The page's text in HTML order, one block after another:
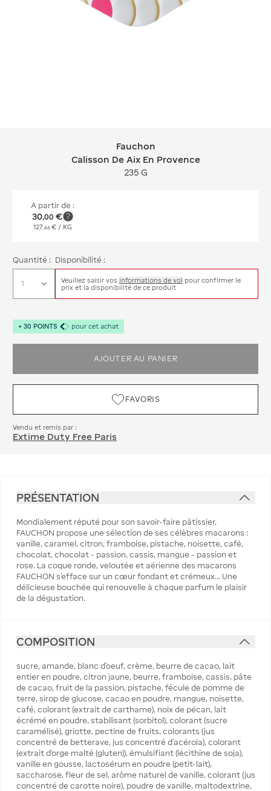
Fauchon Calisson De Aix En
Fauchon
Calisson De Aix En Provence
235 G
A partir de :
30,00 €
127,66 € / KG
Quantité : Disponibilité :
Veuillez saisir vos informations de vol pour confirmer le
prix et la disponibilité de ce produit
+ 30 POINTS pour cet achat
AJOUTER AU PANIER
FAVORIS
Vendu et remis par :
Extime Duty Free Paris
PRÉSENTATION
‌Mondialement réputé pour son savoir-faire pâtissier,
FAUCHON propose une sélection de ses célèbres macarons :
vanille, caramel, citron, framboise, pistache, noisette, café,
chocolat, chocolat - passion, cassis, mangue - passion et
rose. La coque ronde, veloutée et aérienne des macarons
FAUCHON s'efface sur un cœur fondant et crémeux... Une
délicieuse bouchée qui renouvelle à chaque parfum le plaisir
de la dégustation.
COMPOSITION
‌sucre, amande, blanc d'oeuf, crème, beurre de cacao, lait
entier en poudre, citron jaune, beurre, framboise, cassis, pâte
de cacao, fruit de la passion, pistache, fécule de pomme de
terre, sirop de glucose, cacao en poudre, mangue, noisette,
café, colorant (extrait de carthame), noix de pécan, lait
écrémé en poudre, stabilisant (sorbitol), colorant (sucre
caramélisé), griotte, pectine de fruits, colorants (jus
concentré de betterave, jus concentré d'acérola), colorant
(extrait d'orge malté (gluten)), émulsifiant (lécithine de soja),
vanille en gousse, lactosérum en poudre (petit-lait),
saccharose, fleur de sel, arôme naturel de vanille, colorant (jus
concentré de carotte noire), poudre de vanille, maltodextrine,